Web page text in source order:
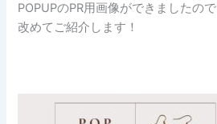
POPUPのPR用画像ができましたので
改めてご紹介します！